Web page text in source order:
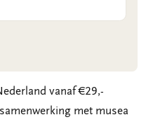
vanaf €29,-
met musea